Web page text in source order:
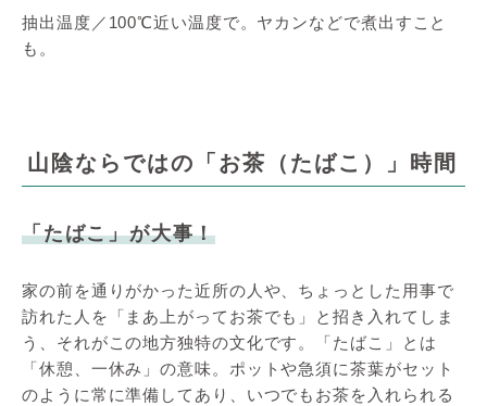
抽出温度／100℃近い温度で。ヤカンなどで煮出すこと
も。
山陰ならではの「お茶（たばこ）」時間
「たばこ」が大事！
家の前を通りがかった近所の人や、ちょっとした用事で
訪れた人を「まあ上がってお茶でも」と招き入れてしま
う、それがこの地方独特の文化です。「たばこ」とは
「休憩、一休み」の意味。ポットや急須に茶葉がセット
のように常に準備してあり、いつでもお茶を入れられる